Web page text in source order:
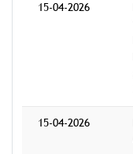
15-04-2026
15-04-2026